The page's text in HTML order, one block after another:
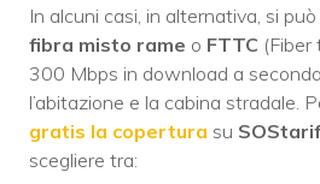
In alcuni casi, in alternativa, si
fibra misto rame o FTTC
300 Mbps in download a
l’abitazione e la cabina stradale.
gratis la copertura su
scegliere tra: